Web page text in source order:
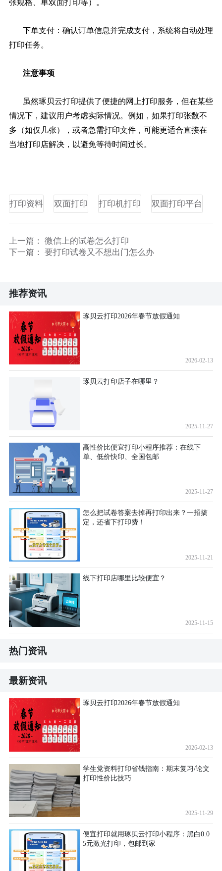
张规格、单双面打印等）。
下单支付：确认订单信息并完成支付，系统将自动处理
打印任务。
注意事项
虽然琢贝云打印提供了便捷的网上打印服务，但在某些
情况下，建议用户考虑实际情况。例如，如果打印张数不
多（如仅几张），或者急需打印文件，可能更适合直接在
当地打印店解决，以避免等待时间过长。
打印资料 双面打印 打印机打印 双面打印平台
上一篇： 微信上的试卷怎么打印
下一篇： 要打印试卷又不想出门怎么办
推荐资讯
琢贝云打印2026年春节放假通知
2026-02-13
琢贝云打印店子在哪里？
2025-11-27
高性价比便宜打印小程序推荐：在线下
单、低价快印、全国包邮
2025-11-27
怎么把试卷答案去掉再打印出来？一招搞
定，还省下打印费！
2025-11-21
线下打印店哪里比较便宜？
2025-11-15
热门资讯
最新资讯
琢贝云打印2026年春节放假通知
2026-02-13
学生党资料打印省钱指南：期末复习/论文
打印性价比技巧
2025-11-29
便宜打印就用琢贝云打印小程序：黑白0.0
5元激光打印，包邮到家